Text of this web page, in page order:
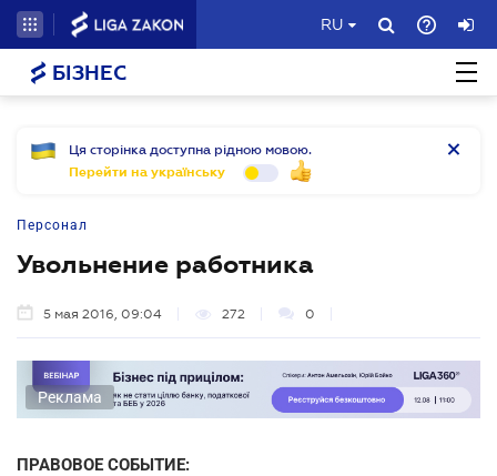
RU
БІЗНЕС
Ця сторінка доступна рідною мовою.
Перейти на українську
Персонал
Увольнение работника
5 мая 2016, 09:04 272 0
Реклама
ПРАВОВОЕ СОБЫТИЕ: